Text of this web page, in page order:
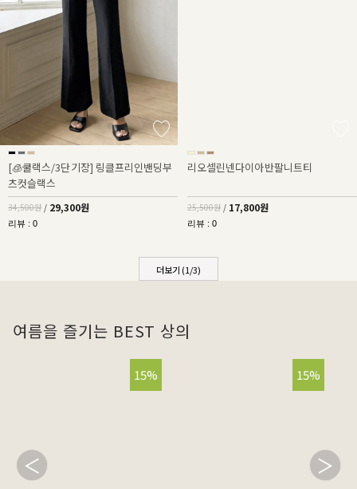
[🧊쿨랙스/3단기장] 링클프리인밴딩부
츠컷슬랙스
34,500원 / 29,300원
리뷰 : 0
리오셀린넨다이아반팔니트티
25,500원 / 17,800원
리뷰 : 0
더보기 (1/3)
여름을 즐기는 BEST 상의
15% 15%